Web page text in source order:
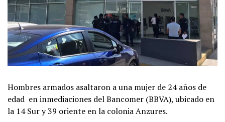
Hombres armados asaltaron a una mujer de 24 años de
edad en inmediaciones del Bancomer (BBVA), ubicado en
la 14 Sur y 39 oriente en la colonia Anzures.